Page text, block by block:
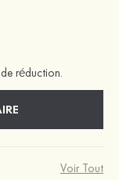
de réduction.
Voir Tout